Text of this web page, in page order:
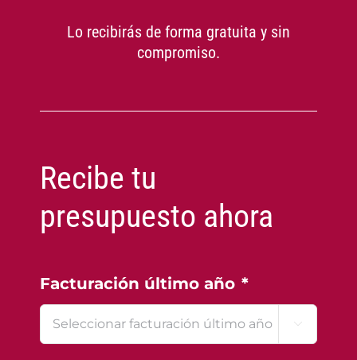
Lo recibirás de forma gratuita y sin
compromiso.
Recibe tu
presupuesto ahora
Facturación último año *
